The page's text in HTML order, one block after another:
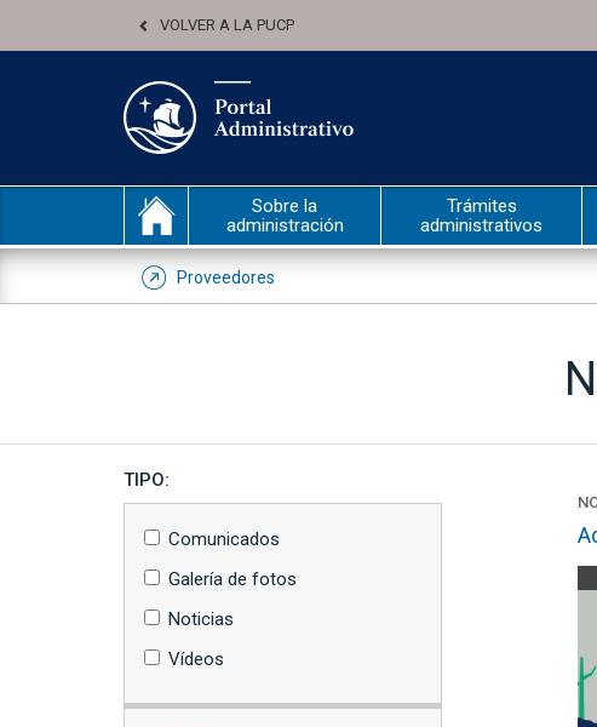
VOLVER A LA PUCP
Sobre la
administración
Trámites
administrativos
Proveedores
TIPO:
Comunicados
Galería de fotos
Noticias
Vídeos